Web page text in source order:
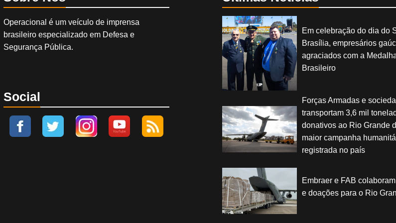
Operacional é um veículo de imprensa
brasileiro especializado em Defesa e
Segurança Pública.
Social
Em celebração do dia do
Brasília, empresários
agraciados com a
Brasileiro
Forças Armadas e
transportam 3,6 mil
donativos ao Rio Grande
maior campanha
registrada no país
Embraer e FAB
e doações para o Rio